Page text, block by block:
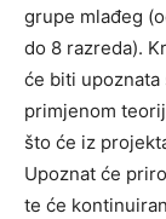
grupe mlađeg
do 8 razreda).
će biti
primjenom
što će iz
Upoznat će
te će